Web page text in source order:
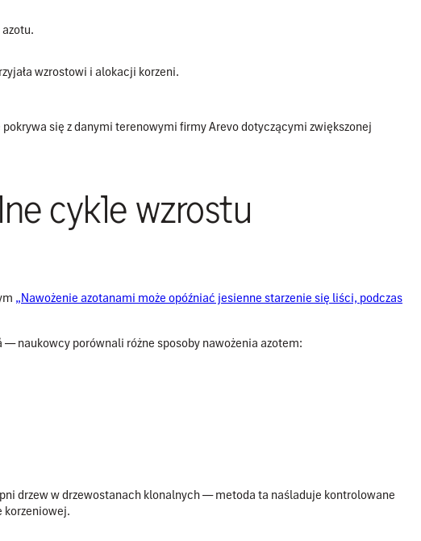
wzrostowi i alokacji korzeni.
się z danymi terenowymi firmy Arevo dotyczącymi zwiększonej
cykle wzrostu
„Nawożenie azotanami może opóźniać jesienne starzenie się liści, podczas
naukowcy porównali różne sposoby nawożenia azotem:
drzew w drzewostanach klonalnych — metoda ta naśladuje kontrolowane
korzeniowej.